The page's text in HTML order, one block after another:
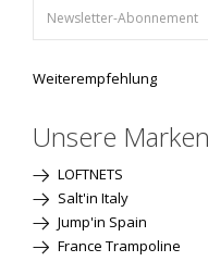
Weiterempfehlung
Unsere Marken
LOFTNETS
Salt'in Italy
Jump'in Spain
France Trampoline